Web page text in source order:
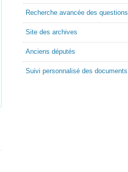
Recherche avancée des questions
Site des archives
Anciens députés
Suivi personnalisé des documents